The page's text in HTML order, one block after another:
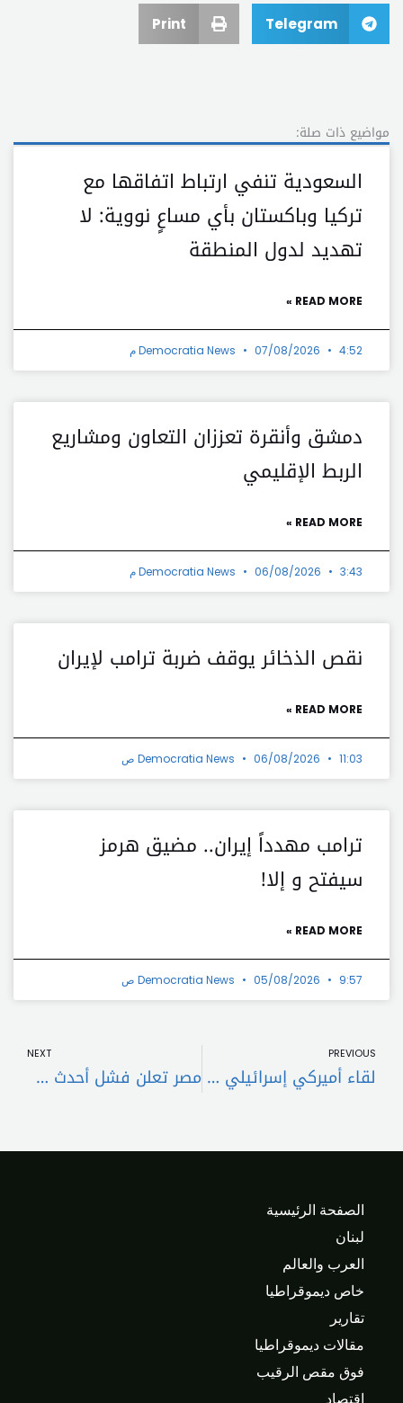
Telegram
Print
مواضيع ذات صلة:
السعودية تنفي ارتباط اتفاقها مع
تركيا وباكستان بأي مساعٍ نووية: لا
تهديد لدول المنطقة
READ MORE »
Democratia News 07/08/2026 4:52 م
دمشق وأنقرة تعززان التعاون ومشاريع
الربط الإقليمي
READ MORE »
Democratia News 06/08/2026 3:43 م
نقص الذخائر يوقف ضربة ترامب لإيران
READ MORE »
Democratia News 06/08/2026 11:03 ص
ترامب مهدداً إيران.. مضيق هرمز
سيفتح و إلا!
READ MORE »
Democratia News 05/08/2026 9:57 ص
PREVIOUS
لقاء أميركي إسرائيلي قطري مرتقب لبحث اطلاق سراح رهائن
NEXT
مصر تعلن فشل أحدث جولة مفاوضات بشأن سد النهضة الإثيوبي
الصفحة الرئيسية
لبنان
العرب والعالم
خاص ديموقراطيا
تقارير
مقالات ديموقراطيا
فوق مقص الرقيب